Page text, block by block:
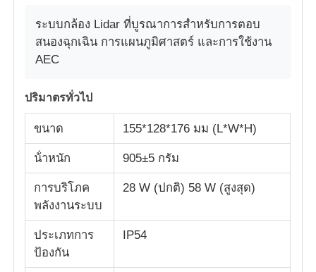
ระบบกล้อง Lidar ที่บูรณาการสําหรับการตอบ
สนองฉุกเฉิน การแผนภูมิศาสตร์ และการใช้งาน
AEC
ปริมาตรทั่วไป
ขนาด 155*128*176 มม (L*W*H)
น้ําหนัก 905±5 กรัม
การบริโภค
พลังงานระบบ
28 W (ปกติ) 58 W (สูงสุด)
ประเภทการ
ป้องกัน
IP54